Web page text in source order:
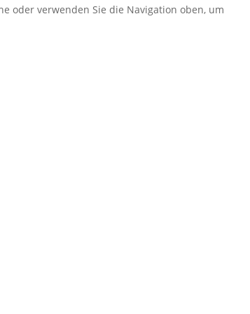
oder verwenden Sie die Navigation oben, um